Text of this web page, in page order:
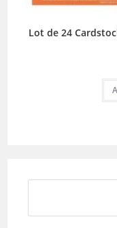
Lot de 24